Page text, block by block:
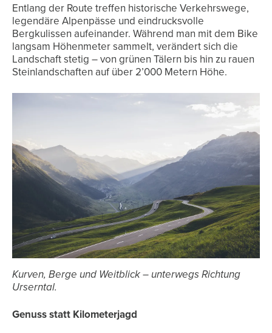
Entlang der Route treffen historische Verkehrswege,
legendäre Alpenpässe und eindrucksvolle
Bergkulissen aufeinander. Während man mit dem Bike
langsam Höhenmeter sammelt, verändert sich die
Landschaft stetig – von grünen Tälern bis hin zu rauen
Steinlandschaften auf über 2’000 Metern Höhe.
Kurven, Berge und Weitblick – unterwegs Richtung
Urserntal.
Genuss statt Kilometerjagd